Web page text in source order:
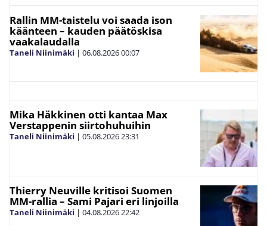
Rallin MM-taistelu voi saada ison
käänteen – kauden päätöskisa
vaakalaudalla
Taneli Niinimäki | 06.08.202600:07
Mika Häkkinen otti kantaa Max
Verstappenin siirtohuhuihin
Taneli Niinimäki | 05.08.202623:31
Thierry Neuville kritisoi Suomen
MM-rallia – Sami Pajari eri linjoilla
Taneli Niinimäki | 04.08.202622:42